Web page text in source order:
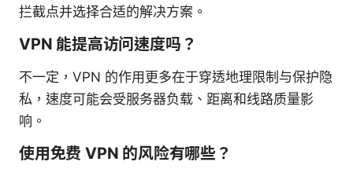
拦截点并选择合适的解决方案。
VPN 能提高访问速度吗？
不一定，VPN 的作用更多在于穿透地理限制与保护隐
私，速度可能会受服务器负载、距离和线路质量影
响。
使用免费 VPN 的风险有哪些？